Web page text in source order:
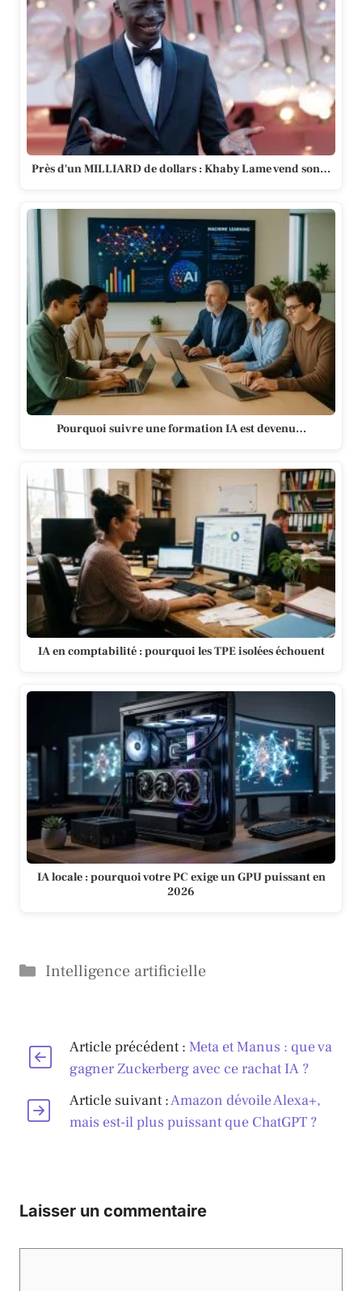
Près d'un MILLIARD de dollars : Khaby Lame vend son…
Pourquoi suivre une formation IA est devenu…
IA en comptabilité : pourquoi les TPE isolées échouent
IA locale : pourquoi votre PC exige un GPU puissant en
2026
Catégories
Intelligence artificielle
Article précédent : Meta et Manus : que va
gagner Zuckerberg avec ce rachat IA ?
Article suivant :Amazon dévoile Alexa+,
mais est-il plus puissant que ChatGPT ?
Laisser un commentaire